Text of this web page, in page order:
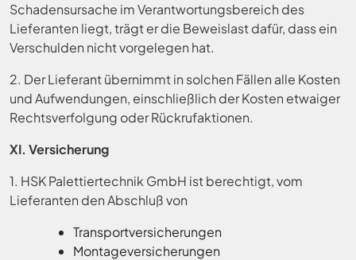
Schadensursache im Verantwortungsbereich des
Lieferanten liegt, trägt er die Beweislast dafür, dass ein
Verschulden nicht vorgelegen hat.
2. Der Lieferant übernimmt in solchen Fällen alle Kosten
und Aufwendungen, einschließlich der Kosten etwaiger
Rechtsverfolgung oder Rückrufaktionen.
XI. Versicherung
1. HSK Palettiertechnik GmbH ist berechtigt, vom
Lieferanten den Abschluß von
Transportversicherungen
Montageversicherungen